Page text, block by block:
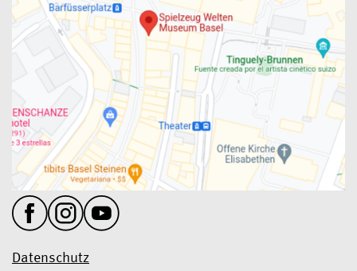
Datenschutz